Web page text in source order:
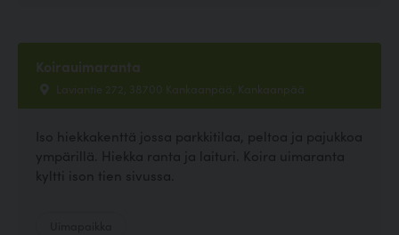
Koirauimaranta
Laviantie 272, 38700 Kankaanpää, Kankaanpää
Iso hiekkakenttä jossa parkkitilaa, peltoa ja pajukkoa
ympärillä. Hiekka ranta ja laituri. Koira uimaranta
kyltti ison tien sivussa.